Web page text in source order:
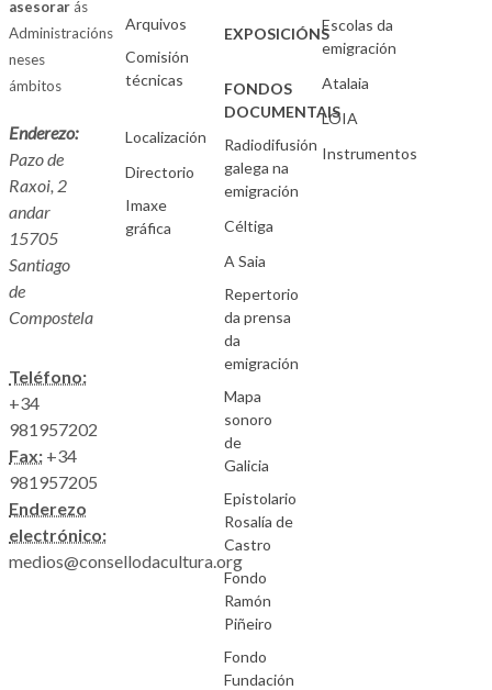
asesorarás
Administracións
neses
ámbitos
Enderezo:
Pazo de
Raxoi, 2
andar
15705
Santiago
de
Compostela
Teléfono:
+34
981957202
Fax: +34
981957205
Enderezo
electrónico:
medios@consellodacultura.org
Arquivos
Comisión
técnicas
Localización
Directorio
Imaxe
gráfica
EXPOSICIÓNS
FONDOS
DOCUMENTAIS
Radiodifusión
galega na
emigración
Céltiga
A Saia
Repertorio
da prensa
da
emigración
Mapa
sonoro
de
Galicia
Epistolario
Rosalía de
Castro
Fondo
Ramón
Piñeiro
Fondo
Fundación
Escolas da
emigración
Atalaia
LOIA
Instrumentos